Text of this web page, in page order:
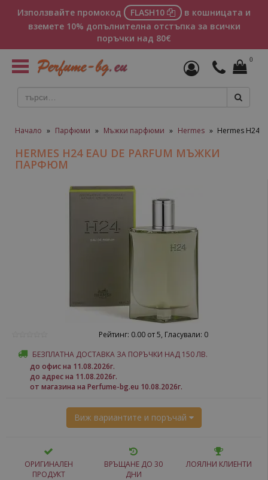
Използвайте промокод FLASH10
в кошницата и
вземете 10% допълнителна отстъпка за всички
поръчки над 80€
Toggle
navigation
0
Начало » Парфюми » Мъжки парфюми » Hermes » Hermes H24
HERMES H24 EAU DE PARFUM МЪЖКИ
ПАРФЮМ
Рейтинг: 0.00 от 5, Гласували: 0
БЕЗПЛАТНА ДОСТАВКА ЗА ПОРЪЧКИ НАД 150 ЛВ.
до офис на 11.08.2026г.
до адрес на 11.08.2026г.
от магазина на Perfume-bg.eu 10.08.2026г.
Виж вариантите и поръчай
ОРИГИНАЛЕН
ПРОДУКТ
ВРЪЩАНЕ ДО 30
ДНИ
ЛОЯЛНИ КЛИЕНТИ